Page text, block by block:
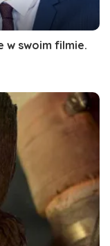
w swoim filmie.